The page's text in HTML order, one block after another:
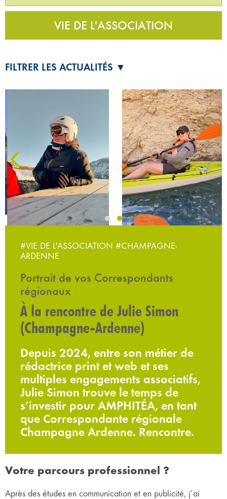
VIE DE L'ASSOCIATION
FILTRER LES ACTUALITÉS ▼
‹
#VIE DE L'ASSOCIATION #CHAMPAGNE-
ARDENNE
Portrait de vos Correspondants
régionaux
À la rencontre de Julie Simon
(Champagne-Ardenne)
Depuis 2024, entre son métier de
rédactrice print et web et ses
multiples engagements associatifs,
Julie Simon trouve le temps de
s’investir pour AMPHITÉA, en tant
que Correspondante régionale
Champagne Ardenne. Rencontre.
Votre parcours professionnel ?
Après des études en communication et en publicité, j’ai